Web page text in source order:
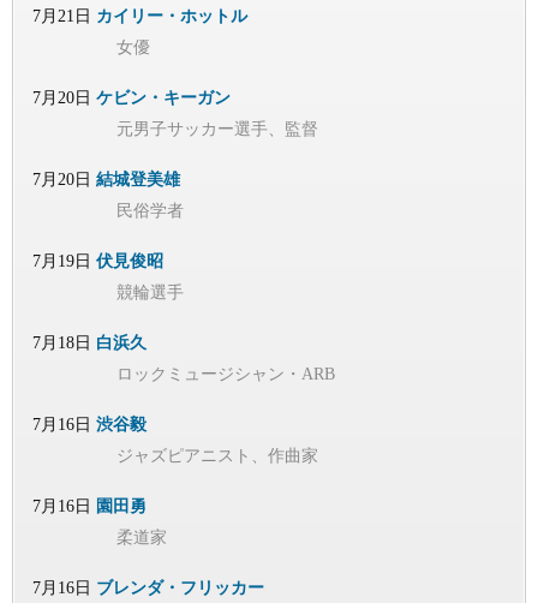
7月21日 カイリー・ホットル
女優
7月20日 ケビン・キーガン
元男子サッカー選手、監督
7月20日 結城登美雄
民俗学者
7月19日 伏見俊昭
競輪選手
7月18日 白浜久
ロックミュージシャン・ARB
7月16日 渋谷毅
ジャズピアニスト、作曲家
7月16日 園田勇
柔道家
7月16日 ブレンダ・フリッカー